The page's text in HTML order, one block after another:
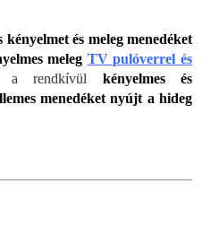
kényelmet és meleg menedéket
meleg TV pulóverrel és
rendkívül kényelmes és
menedéket nyújt a hideg